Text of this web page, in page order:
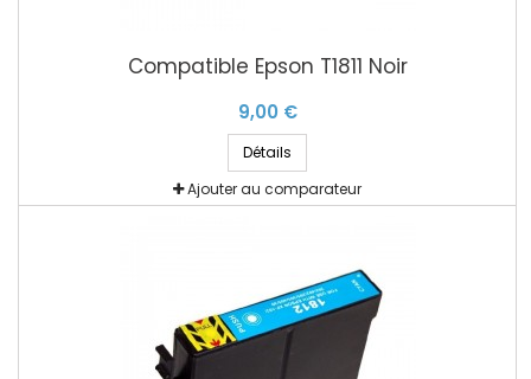
Compatible Epson T1811 Noir
9,00 €
Détails
Ajouter au comparateur